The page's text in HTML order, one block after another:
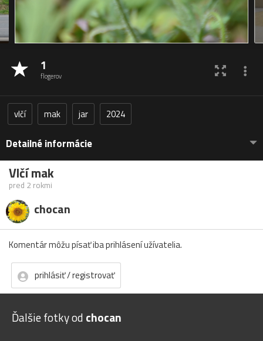
1
flogerov
vlčí mak jar 2024
Detailné informácie
Vlčí mak
pred 2 rokmi
chocan
Komentár môžu písať iba prihlásení užívatelia.
prihlásiť / registrovať
Ďalšie fotky od chocan